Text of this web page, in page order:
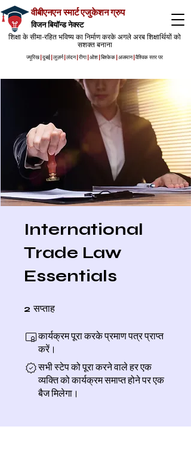
वीबीएनएन स्मार्ट एजुकेशन ग्रुप
विजन बियॉन्ड नेक्स्ट
शिक्षा के सीमा-रहित भविष्य का निर्माण करके अगले अरब शिक्षार्थियों को
सशक्त बनाना
ज्यूरिख दुबई लुज़र्न लंदन रीगा ओश बिश्केक अजमान वैश्विक स्तर पर
International
Trade Law
Essentials
2 सप्ताह
कार्यक्रम पूरा करके प्रमाण पत्र प्राप्त
करें।
सभी स्टेप को पूरा करने वाले हर एक
व्यक्ति को कार्यक्रम समाप्त होने पर एक
बैज मिलेगा।